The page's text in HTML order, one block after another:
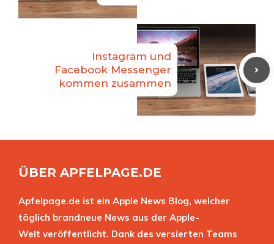
Instagram und
Facebook Messenger
kommen zusammen
ÜBER APFELPAGE.DE
Apfelpage.de ist ein Apple News Blog, welcher
täglich brandneue News aus der Apple-
Welt veröffentlicht. Dank des versierten Teams